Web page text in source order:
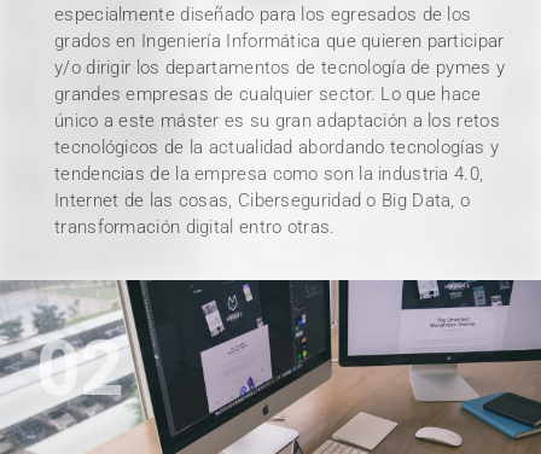
especialmente diseñado para los egresados de los
grados en Ingeniería Informática que quieren participar
y/o dirigir los departamentos de tecnología de pymes y
grandes empresas de cualquier sector. Lo que hace
único a este máster es su gran adaptación a los retos
tecnológicos de la actualidad abordando tecnologías y
tendencias de la empresa como son la industria 4.0,
Internet de las cosas, Ciberseguridad o Big Data, o
transformación digital entro otras.
02